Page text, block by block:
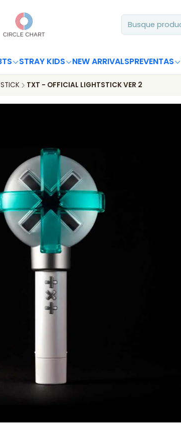
STRAY KIDS NEW ARRIVALSPREVENTAS
TXT - OFFICIAL LIGHTSTICK VER 2